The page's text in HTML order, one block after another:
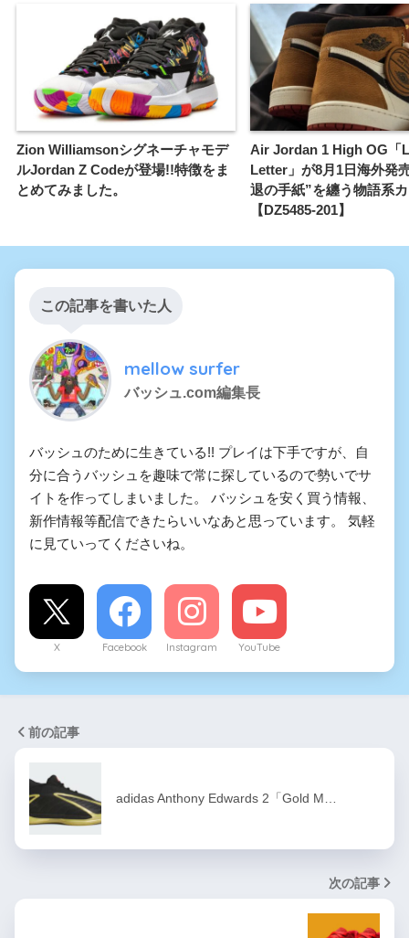
Zion Williamsonシグネーチャモデ
ルJordan Z Codeが登場!!特徴をま
とめてみました。
Air Jordan 1 High OG「
Letter」が8月1日海外発
退の手紙”を纏う物語系
【DZ5485-201】
この記事を書いた人
mellow surfer
バッシュ.com編集長
バッシュのために生きている!! プレイは下手ですが、自
分に合うバッシュを趣味で常に探しているので勢いでサ
イトを作ってしまいました。 バッシュを安く買う情報、
新作情報等配信できたらいいなあと思っています。 気軽
に見ていってくださいね。
X Facebook Instagram YouTube
前の記事
adidas Anthony Edwards 2「Gold M…
次の記事